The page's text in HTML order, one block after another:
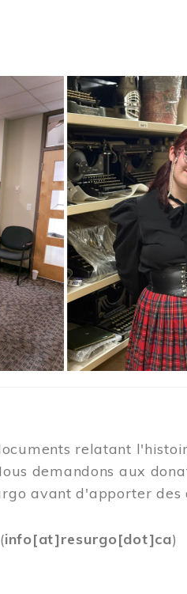
relatant
demandons aux
avant d'apporter des
(info[at]resurgo[dot]ca)